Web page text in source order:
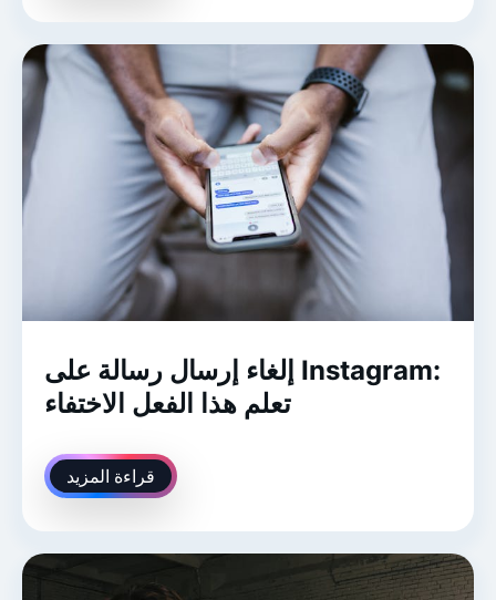
إلغاء إرسال رسالة على Instagram:
تعلم هذا الفعل الاختفاء
قراءة المزيد